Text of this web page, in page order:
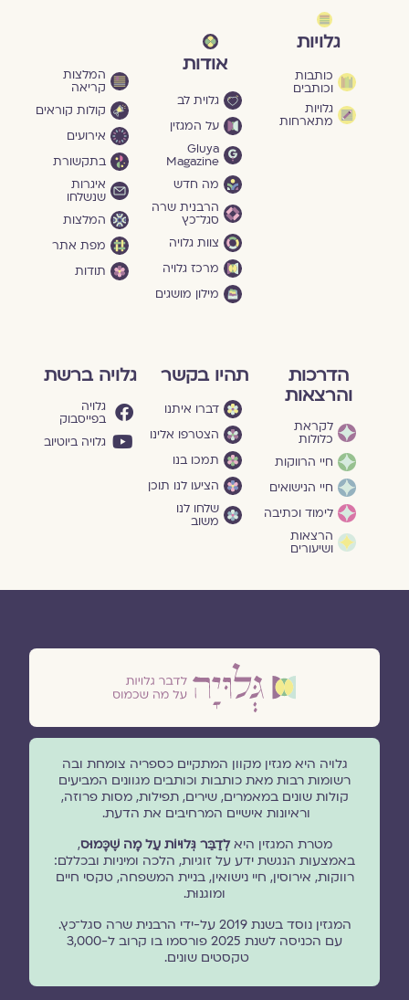
גלויות
כותבות
וכותבים
גלויות
מתארחות
אודות
גלוית לב
על המגזין
Gluya
Magazine
מה חדש
הרבנית שרה
סגל־כץ
צוות גלויה
מרכז גלויה
מילון מושגים
המלצות
קריאה
קולות קוראים
אירועים
בתקשורת
איגרות
שנשלחו
המלצות
מפת אתר
תודות
הדרכות
והרצאות
לקראת
כלולות
חיי הרווקות
חיי הנישואים
לימוד וכתיבה
הרצאות
ושיעורים
תהיו בקשר
דברו איתנו
הצטרפו אלינו
תמכו בנו
הציעו לנו תוכן
שלחו לנו
משוב
גלויה ברשת
גלויה
בפייסבוק
גלויה ביוטיוב
גלויה היא מגזין מקוון המתקיים כספריה צומחת ובה
רשומות רבות מאת כותבות וכותבים מגוונים המביעים
קולות שונים במאמרים, שירים, תפילות, מסות פרוזה,
וראיונות אישיים המרחיבים את הדעת.
מטרת המגזין היאלְדַבֵּר גְּלוּיוֹת עַל מָה שֶׁכָּמוּס,
באמצעות הנגשת ידע על זוגיות, הלכה ומיניות ובכללם:
רווקות, אירוסין, חיי נישואין, בניית המשפחה, טקסי חיים
ומוגנוּת.
המגזין נוסד בשנת 2019 על-ידי הרבנית שרה סגל־כץ.
עם הכניסה לשנת 2025 פורסמו בו קרוב ל-3,000
טקסטים שונים.